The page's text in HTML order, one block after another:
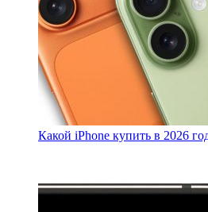
Какой iPhone купить в 2026